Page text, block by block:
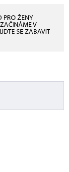
PRO ŽENY
V
SE ZABAVIT